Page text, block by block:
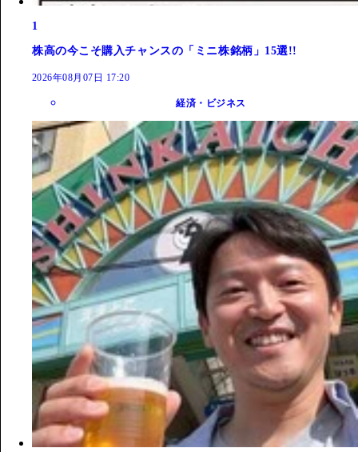
1
株高の今こそ購入チャンスの「ミニ株銘柄」15選!!
2026年08月07日 17:20
経済・ビジネス